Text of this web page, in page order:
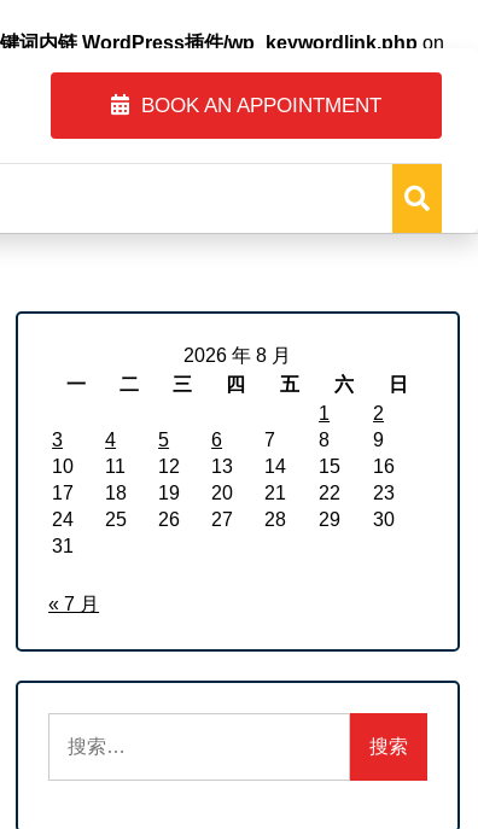
词内链 WordPress插件/wp_keywordlink.php on
BOOK AN APPOINTMENT
2026 年 8 月
一
二 三 四 五 六
日
1
2
3
4 5 6 7 8
9
10
11 12 13 14 15
16
17
18 19 20 21 22
23
24
25 26 27 28 29
30
31
« 7 月
索：